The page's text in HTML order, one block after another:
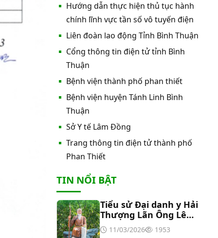
Thư mời báo giá sửa chữa máy
nước nóng tấm phẵng
Thư mời báo giá về việc In bìa hồ
sơ bệnh án, Sổ y bạ năm 2026
dịch vụ “Bảo hiểm cháy, nổ bắt
buộc năm 2026"
Thư mời báo giá về việc cung cấp
hàng hóa “Bóng đèn đo quang
phổ máy xét nghiệm sinh hóa
“Dịch vụ tháo dỡ, di dời và lắp đặt
máy X-Quang thường quy và kỹ
thuật số”
Thư mời báo giá về Màn hình led
phòng họp
Hướng dẫn thực hiện thủ tục hành
chính lĩnh vực tần số vô tuyến điện
Liên đoàn lao động Tỉnh Bình Thuận
Cổng thông tin điện tử tỉnh Bình
Thuận
Bệnh viện thành phố phan thiết
Bệnh viện huyện Tánh Linh Bình
Thuận
Sở Y tế Lâm Đồng
Trang thông tin điện tử thành phố
Phan Thiết
TIN NỔI BẬT
Tiểu sử Đại danh y Hải
Thượng Lãn Ông Lê
Hữu Trác
11/03/2026 1953